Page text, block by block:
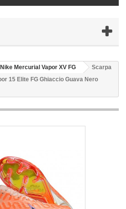
Nike Mercurial Vapor XV FG
Scarpa
15 Elite FG Ghiaccio Guava Nero